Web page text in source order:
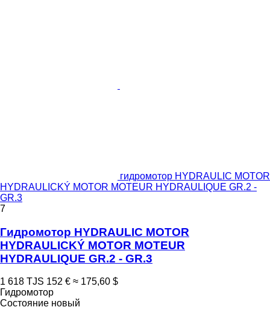
гидромотор HYDRAULIC MOTOR
HYDRAULICKÝ MOTOR MOTEUR HYDRAULIQUE GR.2 -
GR.3
7
Гидромотор HYDRAULIC MOTOR
HYDRAULICKÝ MOTOR MOTEUR
HYDRAULIQUE GR.2 - GR.3
1 618 TJS 152 € ≈ 175,60 $
Гидромотор
Состояние новый